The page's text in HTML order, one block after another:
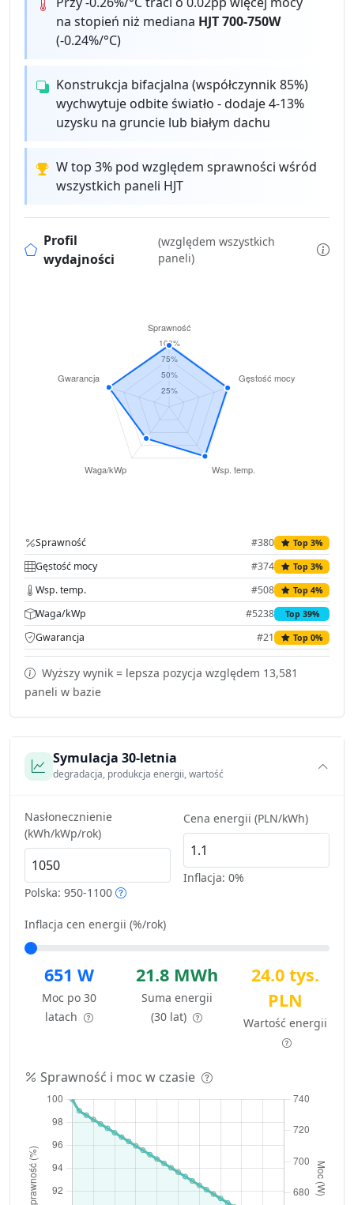
na stopień niż mediana HJT 700-750W
(-0.24%/°C)
Konstrukcja bifacjalna (współczynnik 85%)
wychwytuje odbite światło - dodaje 4-13%
uzysku na gruncie lub białym dachu
W top 3% pod względem sprawności wśród
wszystkich paneli HJT
Profil
wydajności
(względem wszystkich
paneli)
Sprawność #380 Top 3%
Gęstość mocy #374 Top 3%
Wsp. temp. #508 Top 4%
Waga/kWp #5238 Top 39%
Gwarancja #21 Top 0%
Wyższy wynik = lepsza pozycja względem 13,581
paneli w bazie
Symulacja 30-letnia
degradacja, produkcja energii, wartość
Nasłonecznienie
(kWh/kWp/rok)
Polska: 950-1100
Cena energii (PLN/kWh)
Inflacja: 0%
Inflacja cen energii (%/rok)
651 W
Moc po 30
latach
21.8 MWh
Suma energii
(30 lat)
24.0 tys.
PLN
Wartość energii
Sprawność i moc w czasie